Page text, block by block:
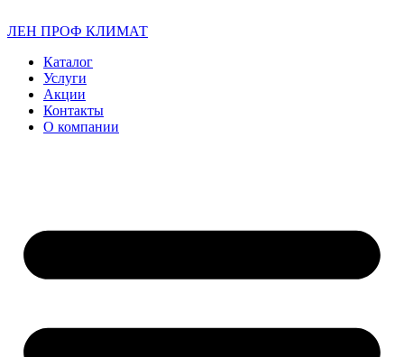
ЛЕН ПРОФ КЛИМАТ
Каталог
Услуги
Акции
Контакты
О компании